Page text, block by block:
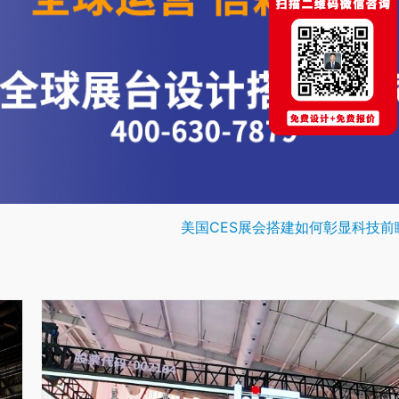
美国CES展会搭建如何彰显科技前